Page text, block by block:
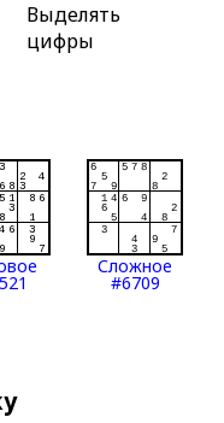
Выделять
цифры
Сложное
#6709